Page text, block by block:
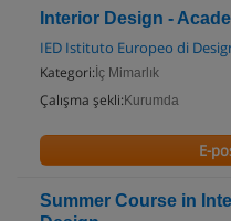
Interior Design -
IED Istituto Europeo di
Kategori: İç Mimarlık
Çalışma şekli: Kurumda
E-
Summer Course in